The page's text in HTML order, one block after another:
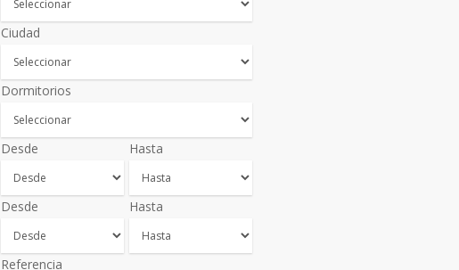
Ciudad
Dormitorios
Desde Hasta
Desde Hasta
Referencia